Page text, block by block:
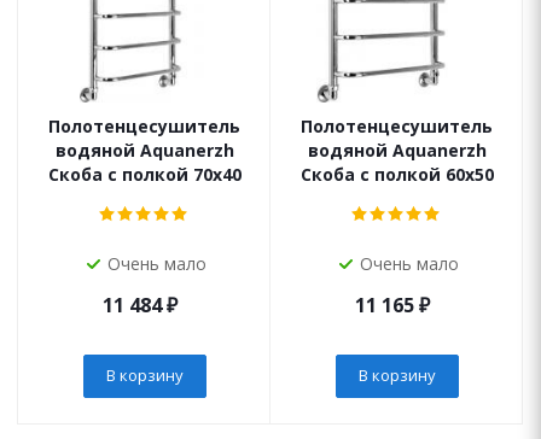
Полотенцесушитель
водяной Aquanerzh
Скоба с полкой 70х40
Очень мало
11 484₽
В корзину
Полотенцесушитель
водяной Aquanerzh
Скоба с полкой 60х50
Очень мало
11 165₽
В корзину